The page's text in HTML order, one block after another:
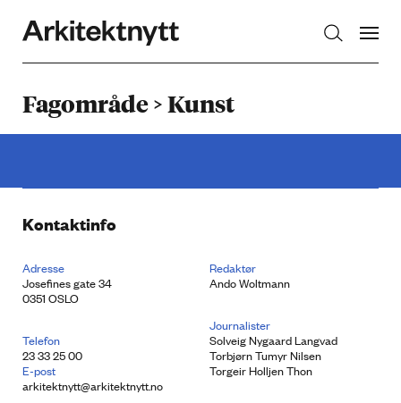
Fagområde > Kunst
Kontaktinfo
Adresse
Josefines gate 34
0351 OSLO
Telefon
23 33 25 00
E-post
arkitektnytt@arkitektnytt.no
Redaktør
Ando Woltmann
Journalister
Solveig Nygaard Langvad
Torbjørn Tumyr Nilsen
Torgeir Holljen Thon